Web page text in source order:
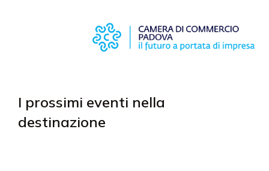
I prossimi eventi nella
destinazione